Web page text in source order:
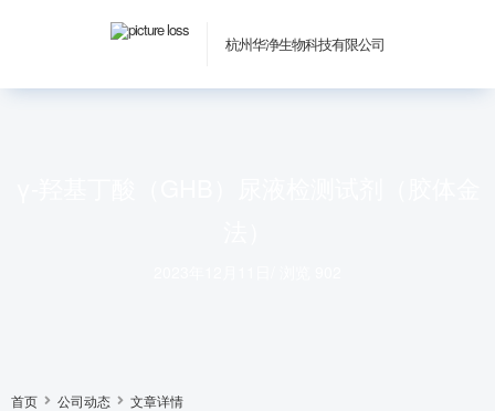
杭州华净生物科技有限公司
首页 公司动态 文章详情